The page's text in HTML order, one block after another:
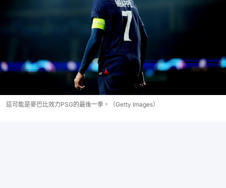
這可能是麥巴比效力PSG的最後一季。（Getty Images）